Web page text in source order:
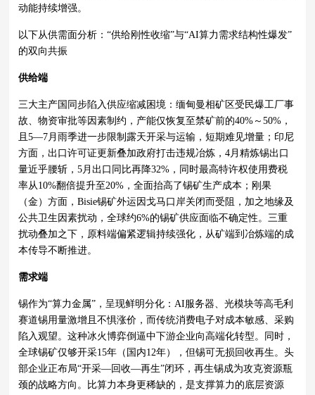
动能持续增强。
以下从供需面分析：“供给刚性收缩”与“AI算力需求结构性爆发”
的双向共振
供给端
三大主产国同步陷入供应缩减困境：缅甸曼相矿区受民爆工厂事
故、物资审批等因素制约，产能仅恢复至禁矿前的40%～50%，
且5—7月雨季进一步限制露天开采与运输，短期难见增量；印尼
方面，出口许可证更新叠加政府打击违规冶炼，4月精炼锡出口
量近乎腰斩，5月出口同比再降32%，同时最高特许权使用费税
率从10%翻倍提升至20%，全面抬高了锡矿生产成本；刚果
（金）方面，Bisie锡矿外运因戈马口岸关闭而受阻，加之地缘及
公共卫生因素扰动，全球约6%的锡矿供应面临不确定性。三重
扰动叠加之下，原料端偏紧逻辑持续强化，从矿端到冶炼端的成
本传导不断推进。
需求端
锡作为“算力金属”，呈现鲜明分化：AI服务器、光模块等高毛利
赛道锡用量激增且不惧涨价，而传统消费电子对成本敏感、采购
陷入观望。这种冰火博弈倒逼中下游企业向高端化转型。同时，
全球锡矿仅够开采15年（国内12年），但锡可无损回收再生。头
部企业正布局“开采—回收—再生”闭环，再生锡成为攻克资源瓶
颈的战略方向。比算力本身更稀缺的，是支撑算力的底层资源